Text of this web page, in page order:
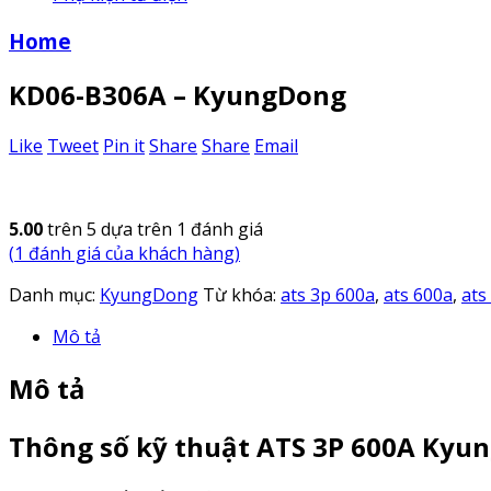
Home
KD06-B306A – KyungDong
Like Tweet Pin itShare Share Email
5.00trên 5 dựa trên 1 đánh giá
(1 đánh giá của khách hàng)
Danh mục: KyungDong Từ khóa: ats 3p 600a, ats 600a,
Mô tả
Mô tả
Thông số kỹ thuật ATS 3P 600A